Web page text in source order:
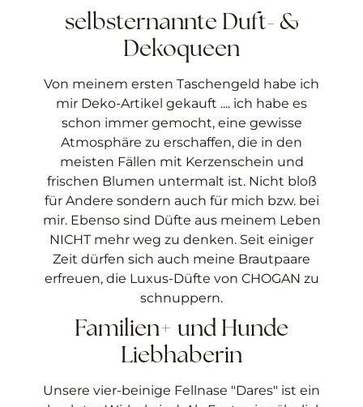
selbsternannte Duft- &
Dekoqueen
Von meinem ersten Taschengeld habe ich
mir Deko-Artikel gekauft .... ich habe es
schon immer gemocht, eine gewisse
Atmosphäre zu erschaffen, die in den
meisten Fällen mit Kerzenschein und
frischen Blumen untermalt ist. Nicht bloß
für Andere sondern auch für mich bzw. bei
mir. Ebenso sind Düfte aus meinem Leben
NICHT mehr weg zu denken. Seit einiger
Zeit dürfen sich auch meine Brautpaare
erfreuen, die Luxus-Düfte von CHOGAN zu
schnuppern.
Familien+ und Hunde
Liebhaberin
Unsere vier-beinige Fellnase "Dares" ist ein